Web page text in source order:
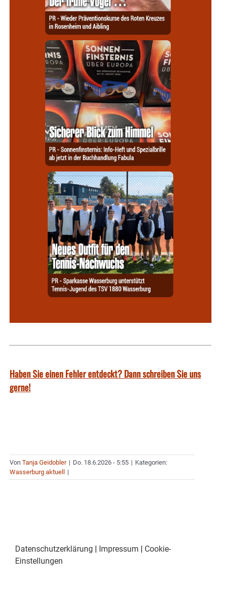
Haben Sie einen Fehler entdeckt? Dann schreiben Sie uns
gerne!
Von Tanja Geidobler | Do. 18.6.2026 - 5:55 | Kategorien:
Wasserburg aktuell
|
Datenschutzerklärung | Impressum | Cookie-
Einstellungen